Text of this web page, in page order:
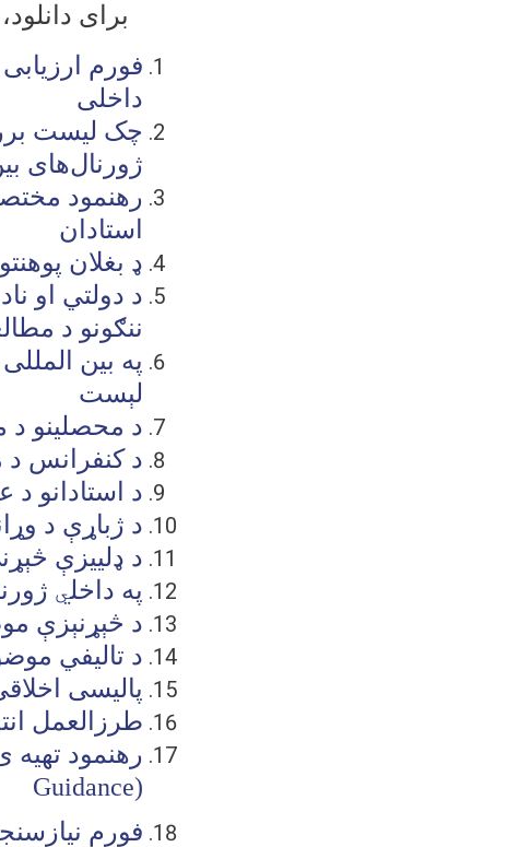
برای
فورم
داخلی
چک لیست
ژورنال‌های
رهنمود
استادان
ډ بغلان
د دولتي او
ننګونو د
په بین
لېست
د محصلينو د
د کنفرانس د
د استادانو
د ژباړې د
د ډلييزې
په داخلي
د څېړنېزې
د تاليفي
پالیسی
طرزالعمل
رهنمود تهیه
Guidance)
فورم